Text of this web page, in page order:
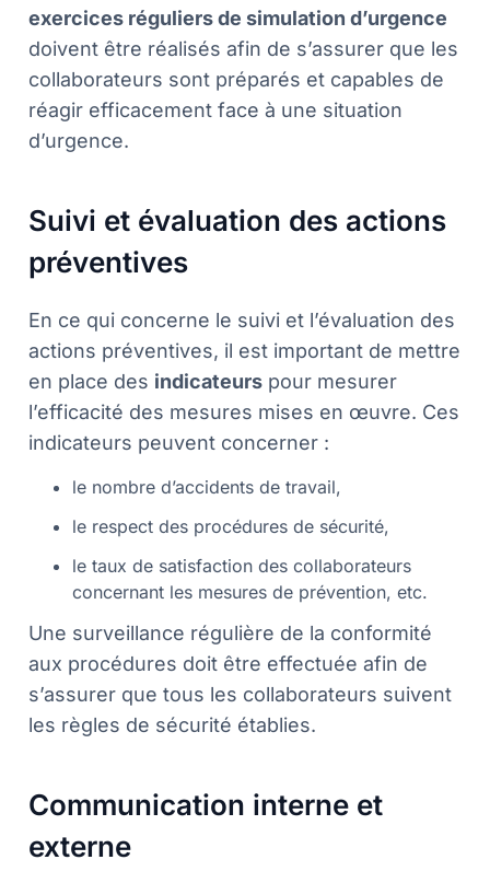
exercices réguliers de simulation d’urgence
doivent être réalisés afin de s’assurer que les
collaborateurs sont préparés et capables de
réagir efficacement face à une situation
d’urgence.
Suivi et évaluation des actions
préventives
En ce qui concerne le suivi et l’évaluation des
actions préventives, il est important de mettre
en place des indicateurs pour mesurer
l’efficacité des mesures mises en œuvre. Ces
indicateurs peuvent concerner :
le nombre d’accidents de travail,
le respect des procédures de sécurité,
le taux de satisfaction des collaborateurs
concernant les mesures de prévention, etc.
Une surveillance régulière de la conformité
aux procédures doit être effectuée afin de
s’assurer que tous les collaborateurs suivent
les règles de sécurité établies.
Communication interne et
externe